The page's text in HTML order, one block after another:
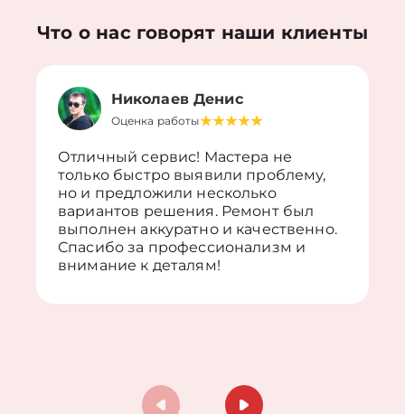
Что о нас говорят наши клиенты
Николаев Денис
Оценка работы
Отличный сервис! Мастера не
только быстро выявили проблему,
но и предложили несколько
вариантов решения. Ремонт был
выполнен аккуратно и качественно.
Спасибо за профессионализм и
внимание к деталям!